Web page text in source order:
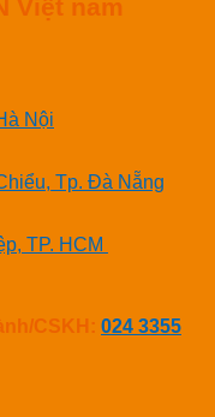
Việt nam
Nội
Tp. Đà Nẵng
TP. HCM
CSKH: 024 3355